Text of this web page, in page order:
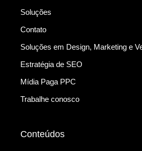
Soluções
Contato
Soluções em Design, Marketing e
Estratégia de SEO
Mídia Paga PPC
Trabalhe conosco
Conteúdos